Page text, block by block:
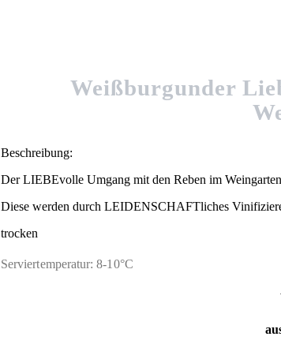
Weißburgunder
Beschreibung:
Der LIEBEvolle Umgang mit den Reben im
Diese werden durch LEIDENSCHAFTliches
trocken
Serviertemperatur: 8-10°C